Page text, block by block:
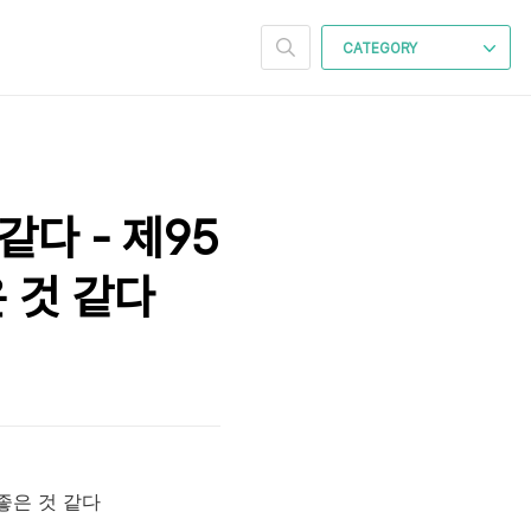
CATEGORY
다 - 제95
것 같다
은 것 같다